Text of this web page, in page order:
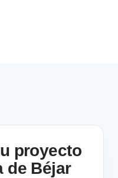
proyecto
de Béjar